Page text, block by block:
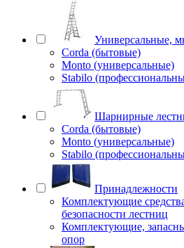
Универсальные,
Corda (бытовые)
Monto (универсальные)
Stabilo
Шарнирные
Corda (бытовые)
Monto (универсальные)
Stabilo
Принадлежности
Комплектующие
безопасности лестниц
Комплектующие,
опор